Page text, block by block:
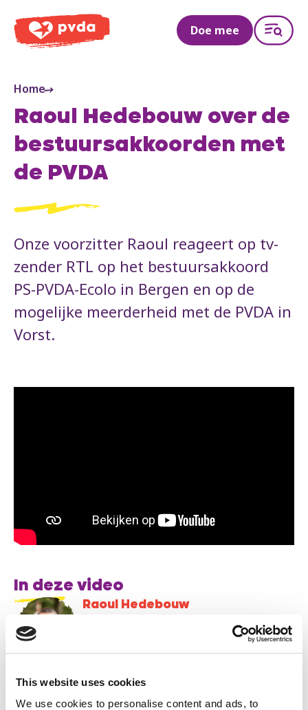
This website uses cookies
We use cookies to personalise content and ads, to
PVDA
Doe mee
Home
Raoul Hedebouw over de
bestuursakkoorden met
de PVDA
Onze voorzitter Raoul reageert op tv-
zender RTL op het bestuursakkoord
PS-PVDA-Ecolo in Bergen en op de
mogelijke meerderheid met de PVDA in
Vorst.
In deze video
Raoul Hedebouw
TikTok
Facebook
Twitter